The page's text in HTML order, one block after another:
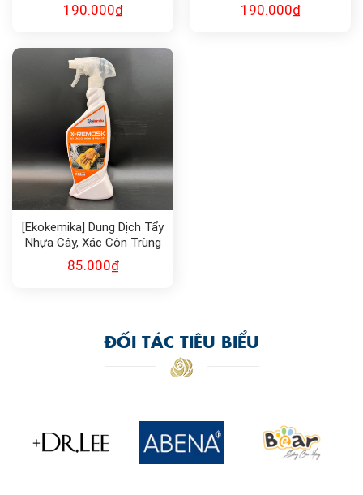
190.000₫ 190.000₫
[Ekokemika] Dung Dịch Tẩy
Nhựa Cây, Xác Côn Trùng
X-REMOSK
85.000₫
ĐỐI TÁC TIÊU BIỂU